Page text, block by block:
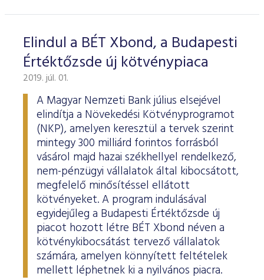
Elindul a BÉT Xbond, a Budapesti
Értéktőzsde új kötvénypiaca
2019. júl. 01.
A Magyar Nemzeti Bank július elsejével
elindítja a Növekedési Kötvényprogramot
(NKP), amelyen keresztül a tervek szerint
mintegy 300 milliárd forintos forrásból
vásárol majd hazai székhellyel rendelkező,
nem-pénzügyi vállalatok által kibocsátott,
megfelelő minősítéssel ellátott
kötvényeket. A program indulásával
egyidejűleg a Budapesti Értéktőzsde új
piacot hozott létre BÉT Xbond néven a
kötvénykibocsátást tervező vállalatok
számára, amelyen könnyített feltételek
mellett léphetnek ki a nyilvános piacra.